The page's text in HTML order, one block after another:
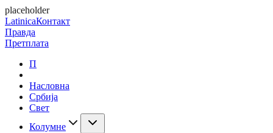
placeholder
LatinicaКонтакт
Правда
Претплата
П
Насловна
Србија
Свет
Колумне